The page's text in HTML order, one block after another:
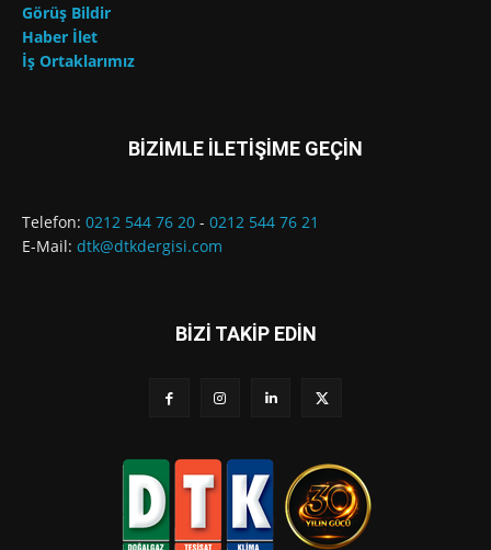
Görüş Bildir
Haber İlet
İş Ortaklarımız
BİZİMLE İLETİŞİME GEÇİN
Telefon: 0212 544 76 20 - 0212 544 76 21
E-Mail: dtk@dtkdergisi.com
BİZİ TAKİP EDİN